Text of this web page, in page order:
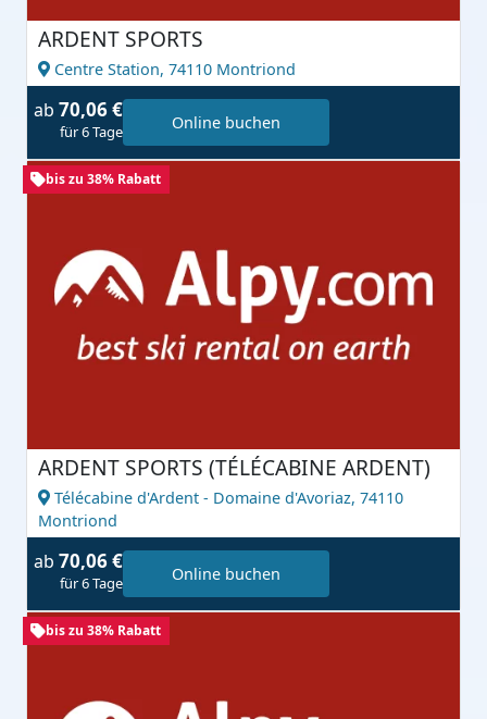
ARDENT SPORTS
Centre Station, 74110 Montriond
ab 70,06 €
für 6 Tage Online buchen
bis zu 38% Rabatt
ARDENT SPORTS (TÉLÉCABINE ARDENT)
Télécabine d'Ardent - Domaine d'Avoriaz, 74110
Montriond
ab 70,06 €
für 6 Tage Online buchen
bis zu 38% Rabatt